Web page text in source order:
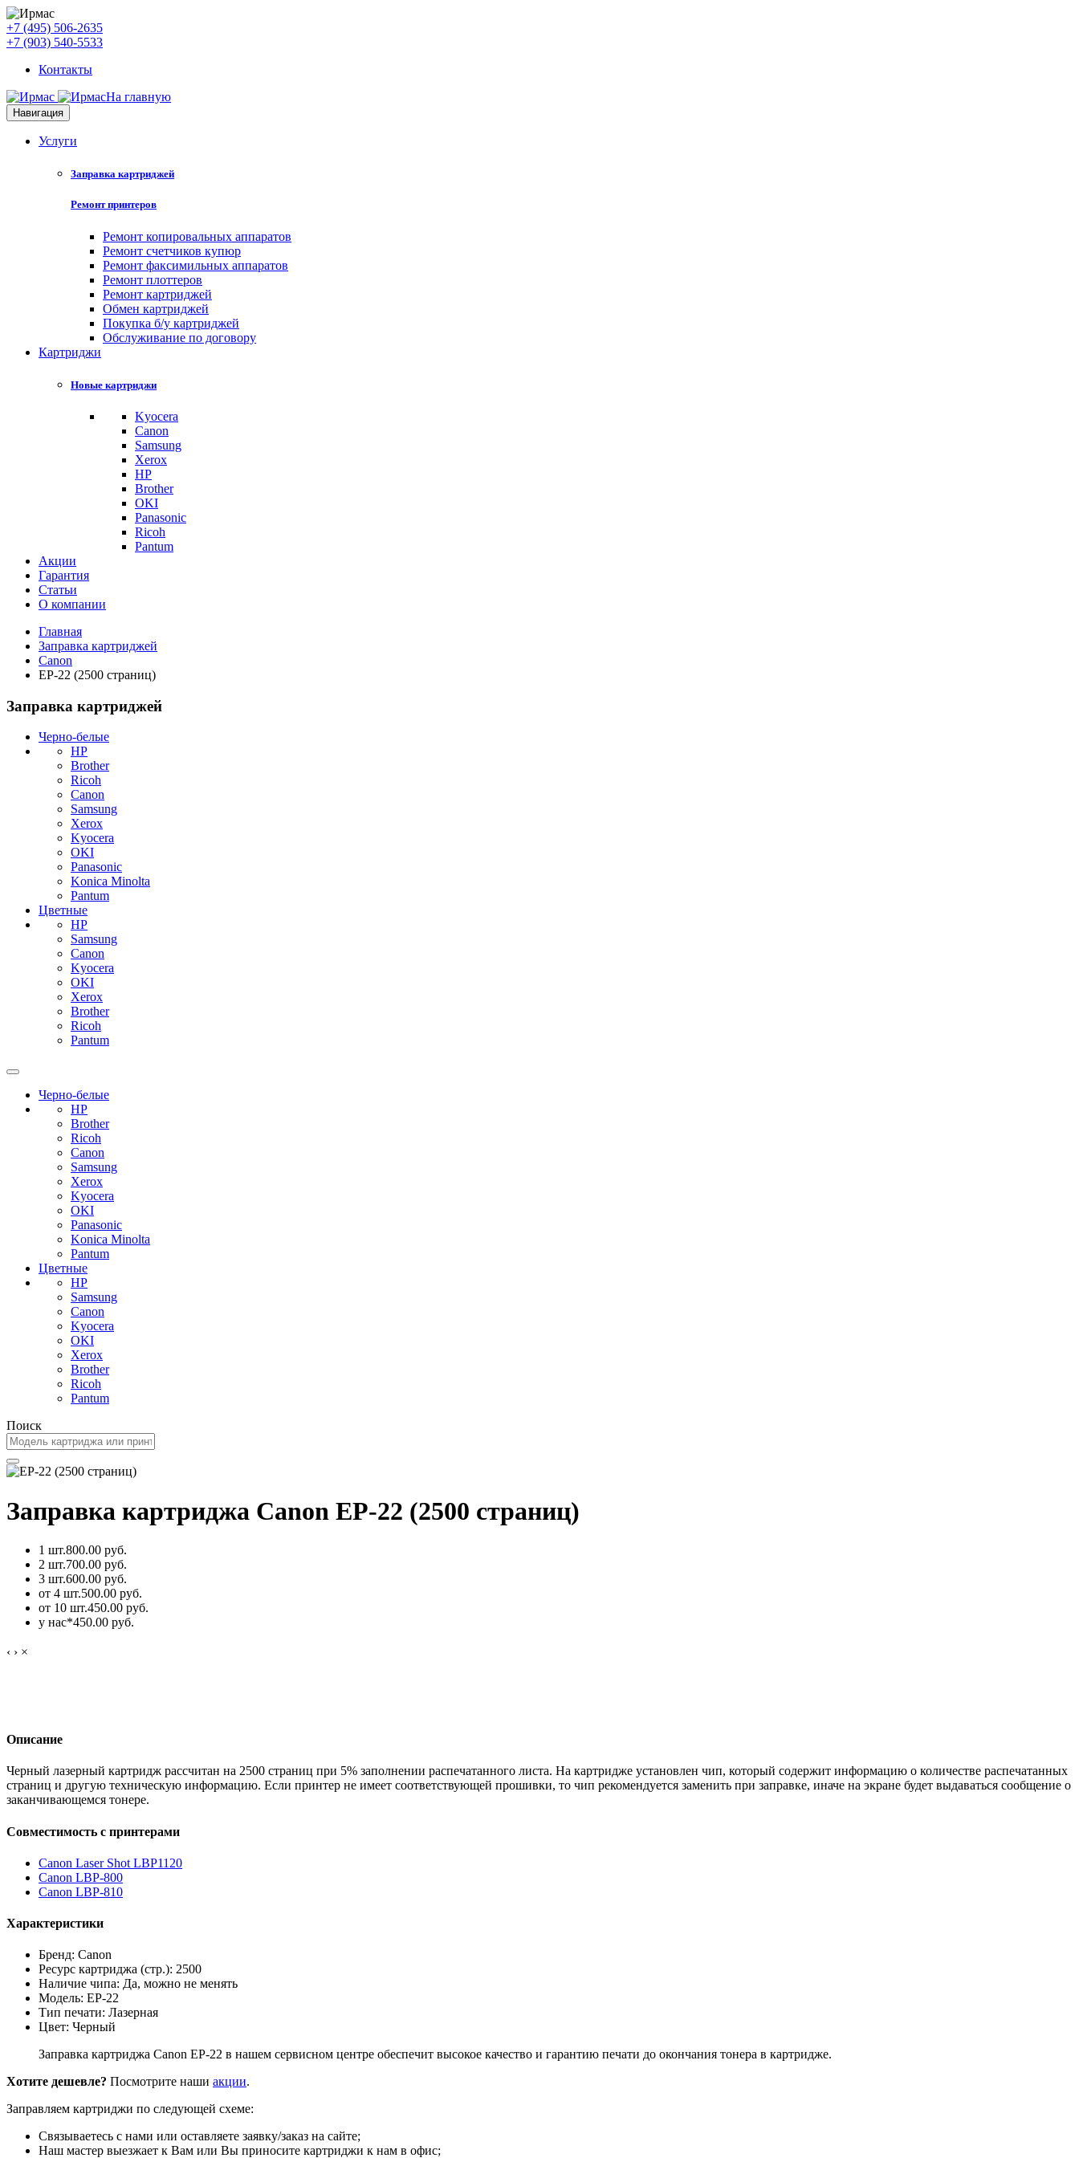
+7 (495) 506-2635
+7 (903) 540-5533
Контакты
На главную
Навигация
Услуги
Заправка картриджей
Ремонт принтеров
Ремонт копировальных аппаратов
Ремонт счетчиков купюр
Ремонт факсимильных аппаратов
Ремонт плоттеров
Ремонт картриджей
Обмен картриджей
Покупка б/у картриджей
Обслуживание по договору
Картриджи
Новые картриджи
Kyocera
Canon
Samsung
Xerox
HP
Brother
OKI
Panasonic
Ricoh
Pantum
Акции
Гарантия
Статьи
О компании
Главная
Заправка картриджей
Canon
EP-22 (2500 страниц)
Заправка картриджей
Черно-белые
HP
Brother
Ricoh
Canon
Samsung
Xerox
Kyocera
OKI
Panasonic
Konica Minolta
Pantum
Цветные
HP
Samsung
Canon
Kyocera
OKI
Xerox
Brother
Ricoh
Pantum
Черно-белые
HP
Brother
Ricoh
Canon
Samsung
Xerox
Kyocera
OKI
Panasonic
Konica Minolta
Pantum
Цветные
HP
Samsung
Canon
Kyocera
OKI
Xerox
Brother
Ricoh
Pantum
Поиск
Заправка картриджа Canon EP-22 (2500 страниц)
1 шт.800.00 руб.
2 шт.700.00 руб.
3 шт.600.00 руб.
от 4 шт.500.00 руб.
от 10 шт.450.00 руб.
у нас*450.00 руб.
‹ › ×
Описание
Черный лазерный картридж рассчитан на 2500 страниц при 5% заполнении распечатанного листа. На картридже установлен чип, который содержит информацию о количестве распечатанных
страниц и другую техническую информацию. Если принтер не имеет соответствующей прошивки, то чип рекомендуется заменить при заправке, иначе на экране будет выдаваться сообщение о
заканчивающемся тонере.
Совместимость с принтерами
Canon Laser Shot LBP1120
Canon LBP-800
Canon LBP-810
Характеристики
Бренд: Canon
Ресурс картриджа (стр.): 2500
Наличие чипа: Да, можно не менять
Модель: EP-22
Тип печати: Лазерная
Цвет: Черный
Заправка картриджа Canon EP-22 в нашем сервисном центре обеспечит высокое качество и гарантию печати до окончания тонера в картридже.
Хотите дешевле? Посмотрите наши акции.
Заправляем картриджи по следующей схеме:
Связываетесь с нами или оставляете заявку/заказ на сайте;
Наш мастер выезжает к Вам или Вы приносите картриджи к нам в офис;